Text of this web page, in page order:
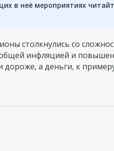
в неё мероприятиях
столкнулись со
общей инфляцией и
а деньги, к